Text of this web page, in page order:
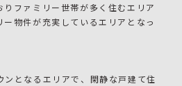
ファミリー世帯が多く住むエリア
物件が充実しているエリアとなっ
となるエリアで、閑静な戸建て住